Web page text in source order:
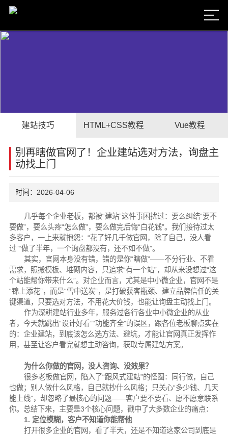
建站技巧 HTML+CSS教程 Vue教程
别再瞎做官网了！企业建站选对方法，询盘主
动找上门
时间：2026-04-06
几乎每个企业老板，都被“建站”这件事困扰过：要么纠结“要不
要做”，要么头疼“怎么做”，要么做完后悔“白花钱”。我们接待过太
多客户，一上来就抱怨：“花了好几千做官网，除了自己，没人看
过”“做了半年，一个询盘都没有，还不如不做”。
其实，官网本身没有错，错的是你“瞎做”——不分行业、不看
需求，照搬模板、堆砌内容，只追求“有一个站”，却从来没想过“这
个站能帮你带来什么”。对企业而言，尤其是中小微企业，官网不是
“锦上添花”，而是“雪中送炭”，是打破获客瓶颈、建立品牌信任的关
键渠道，只要选对方法，不用花大价钱，也能让询盘主动找上门。
作为深耕建站行业多年，服务过各行各业中小微企业的从业
者，今天就跳出“设计好看”“功能齐全”的误区，跟各位老板聊点实在
的：企业建站，到底该怎么选方法、避坑，才能让官网真正发挥作
用，甚至让客户看完就想主动咨询，获取专属建站方案。
为什么你做的官网，没人咨询、没效果？
很多老板做官网，陷入了“跟风式建站”的怪圈：同行做，自己
也做；别人做什么风格，自己就抄什么风格；只关心“多少钱、几天
能上线”，却忽略了最核心的问题——客户要不要看、愿不愿意联系
你。总结下来，主要是3个核心问题，戳中了大多数企业的痛点：
1. 定位模糊，客户不知道你能帮他
打开很多企业的官网，看了半天，还是不知道这家公司到底是